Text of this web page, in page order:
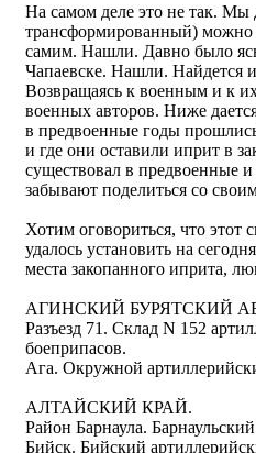
На самом деле это не так. Мы
трансформированный) можно
самим. Нашли. Давно было
Чапаевске. Нашли. Найдется
Возвращаясь к военным и к
военных авторов. Ниже
в предвоенные годы
и где они оставили иприт в
существовал в предвоенные
забывают поделиться со
Хотим оговориться, что
удалось установить на
места закопанного иприта,
АГИНСКИЙ БУРЯТСКИЙ
Разъезд 71. Склад N 152
боеприпасов.
Ага. Окружной
АЛТАЙСКИЙ КРАЙ.
Район Барнаула.
Бийск. Бийский